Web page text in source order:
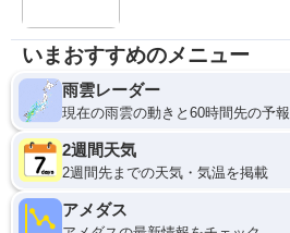
いまおすすめのメニュー
雨雲レーダー
現在の雨雲の動きと60時間先の予報
2週間天気
2週間先までの天気・気温を掲載
アメダス